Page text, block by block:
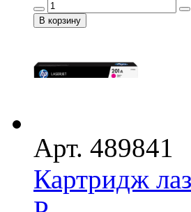
Арт. 489841
Картридж